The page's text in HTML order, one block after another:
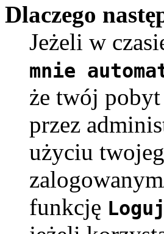
Dlaczego
Jeżeli w
mnie
że twój
przez
użyciu
funkcję